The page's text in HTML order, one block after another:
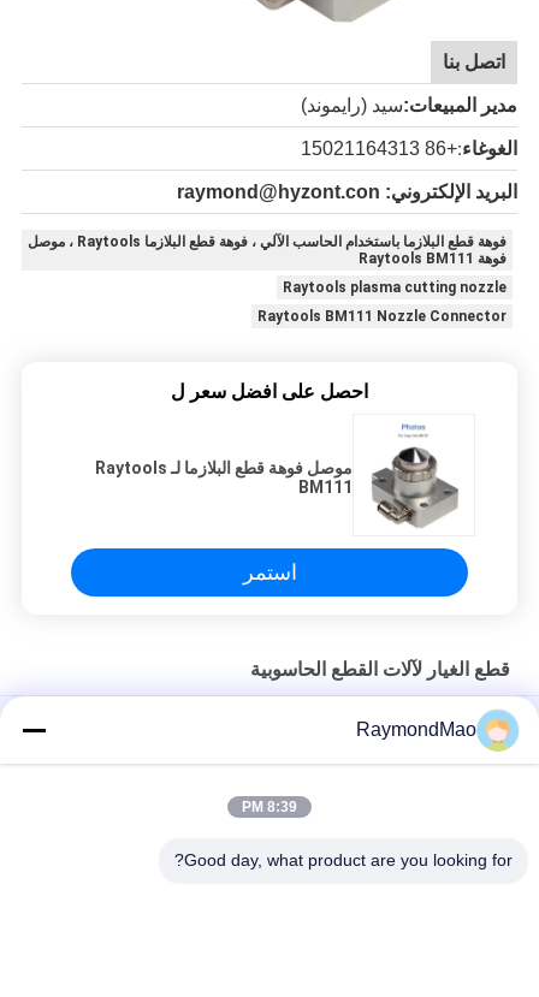
اتصل بنا
مدير المبيعات:سيد (رايموند)
الغوغاء:
+86 15021164313
البريد الإلكتروني: raymond@hyzont.con
فوهة قطع البلازما باستخدام الحاسب الآلي ، فوهة قطع البلازما Raytools ، موصل
فوهة Raytools BM111
Raytools plasma cutting nozzle
Raytools BM111 Nozzle Connector
احصل على افضل سعر ل
موصل فوهة قطع البلازما لـ Raytools
BM111
استمر
قطع الغيار لآلات القطع الحاسوبية
50/60 هرتز شعلة قطع البلازما النحاسية
مشعل البلازما لقطع البلازما تبريد و 028872 الماء البارد لقطع البلازما 1
RaymondMao
8:39 PM
Good day, what product are you looking for?